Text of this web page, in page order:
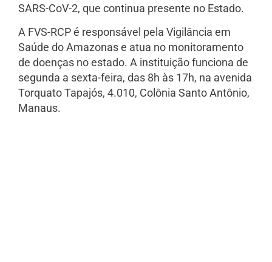
SARS-CoV-2, que continua presente no Estado.
A FVS-RCP é responsável pela Vigilância em
Saúde do Amazonas e atua no monitoramento
de doenças no estado. A instituição funciona de
segunda a sexta-feira, das 8h às 17h, na avenida
Torquato Tapajós, 4.010, Colônia Santo Antônio,
Manaus.